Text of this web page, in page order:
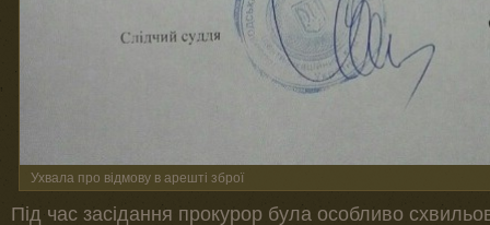
Ухвала про відмову в арешті зброї
Під час засідання прокурор була особливо